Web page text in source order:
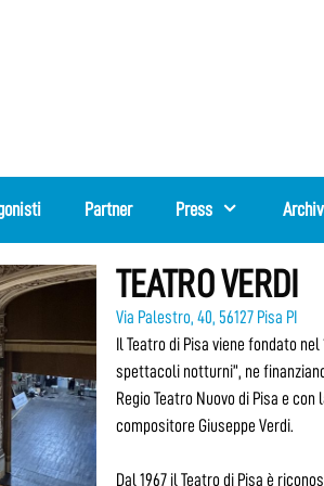
Partner Press
TEATRO VERDI
Via Palestro, 40, 56127 Pisa PI
Il Teatro di Pisa viene fondato
spettacoli notturni”, ne
Regio Teatro Nuovo di Pisa e
compositore Giuseppe Verdi.
Dal 1967 il Teatro di Pisa è